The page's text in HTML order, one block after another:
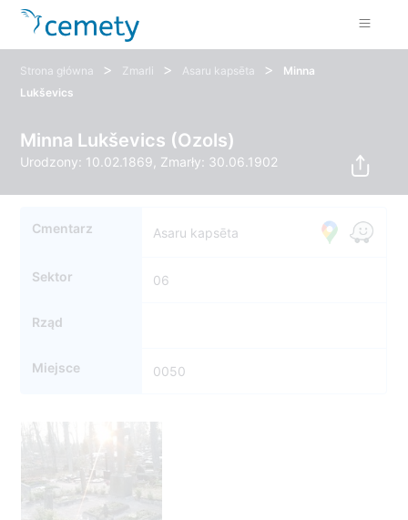
Strona główna > Zmarli > Asaru kapsēta >
Minna
Lukševics
Minna Lukševics (Ozols)
Urodzony: 10.02.1869, Zmarły: 30.06.1902
Cmentarz Asaru kapsēta
Sektor 06
Rząd
Miejsce 0050